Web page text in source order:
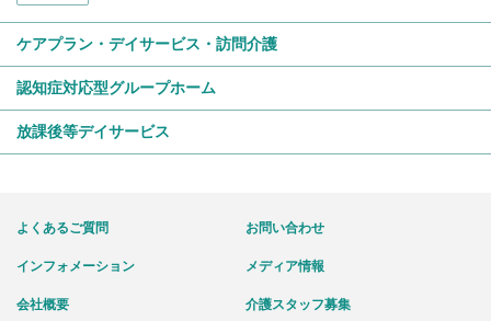
ケアプラン・デイサービス・訪問介護
認知症対応型グループホーム
放課後等デイサービス
よくあるご質問 お問い合わせ
インフォメーション メディア情報
会社概要 介護スタッフ募集